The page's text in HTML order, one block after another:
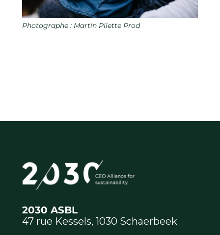
Photographe : Martin Pilette Prod
2030 ASBL
47 rue Kessels, 1030 Schaerbeek